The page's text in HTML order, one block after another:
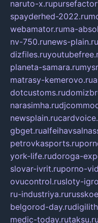
naruto-x.ru
spayderhed-2022.ru
webamator.ruma-
nv-750.runews-plain.ru
dizfiles.ru
planeta-samara.ru
matrasy-kemerovo.ru
dotcustoms.ru
narasimha.ru
newsplain.ru
gbget.ru
petrovkasports.ru
york-life.rudoroga-
slovar-ivrit.ruporno-
ovucontrol.rusloty-
ru-industriya.ru
belgorod-day.ru
medic-today.rutaksu.ru